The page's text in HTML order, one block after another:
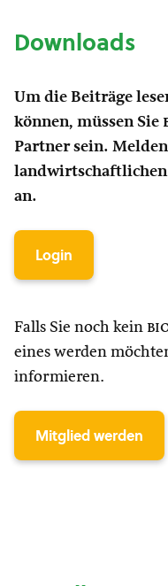
Downloads
Um die Beiträge
können, müssen Sie
Partner sein.
an.
Login
Falls Sie noch kein
eines werden
informieren.
Mitglied werden